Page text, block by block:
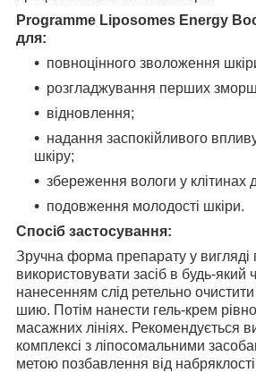
Programme Liposomes Energy
для:
повноцінного зволоження
розгладжування перших
відновлення;
надання заспокійливого
шкіру;
збереження вологи у клітинах
подовження молодості шкіри.
Спосіб застосування:
Зручна форма препарату у вигляді
використовувати засіб в будь-який
нанесенням слід ретельно очистити
шию. Потім нанести гель-крем
масажних лініях. Рекомендується
комплексі з ліпосомальними
метою позбавлення від